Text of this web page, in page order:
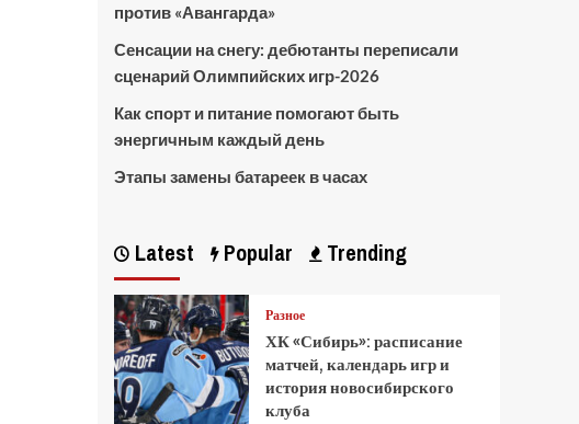
против «Авангарда»
Сенсации на снегу: дебютанты переписали
сценарий Олимпийских игр-2026
Как спорт и питание помогают быть
энергичным каждый день
Этапы замены батареек в часах
Latest Popular Trending
Разное
ХК «Сибирь»: расписание
матчей, календарь игр и
история новосибирского
клуба